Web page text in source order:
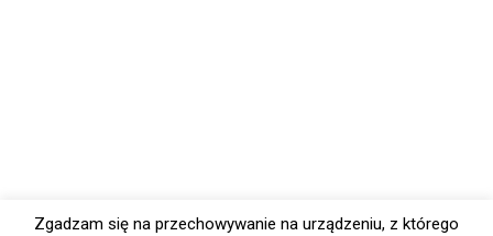
Zgadzam się na przechowywanie na urządzeniu, z którego